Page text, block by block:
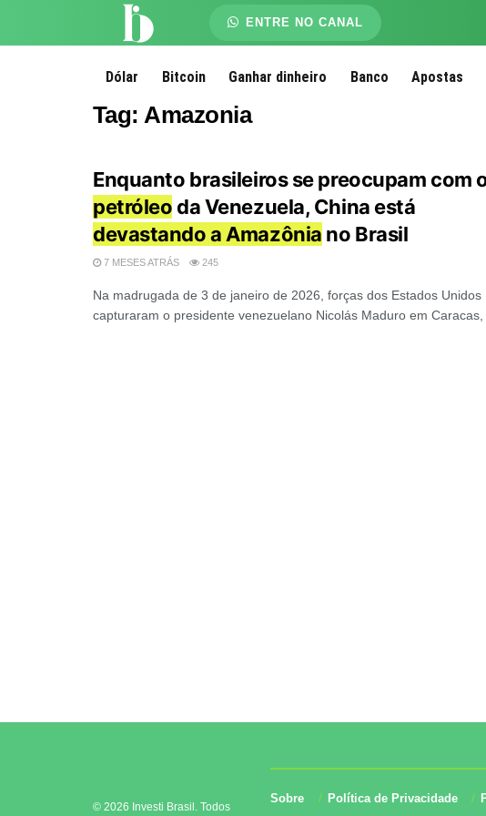
ENTRE NO CANAL
Dólar Bitcoin Ganhar dinheiro Banco Apostas
Tag:Amazonia
Enquanto brasileiros se preocupam com
petróleo da Venezuela, China está
devastando a Amazônia no Brasil
7 MESES ATRÁS 245
Na madrugada de 3 de janeiro de 2026, forças dos Estados Unidos
capturaram o presidente venezuelano Nicolás Maduro em Caracas,
© 2026 Investi Brasil. Todos
Sobre Política de Privacidade